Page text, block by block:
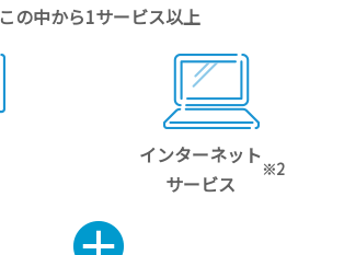
この中から1サービス以上
インターネット
サービス
※2